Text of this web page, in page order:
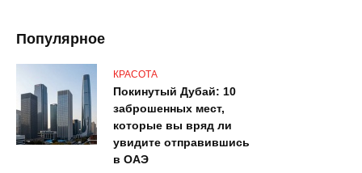
Популярное
КРАСОТА
Покинутый Дубай: 10
заброшенных мест,
которые вы вряд ли
увидите отправившись
в ОАЭ